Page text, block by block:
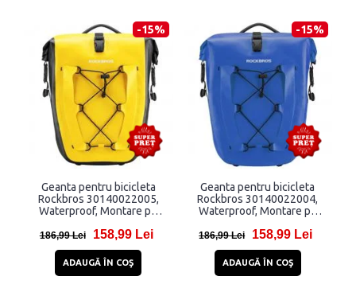
-15%
Geanta pentru bicicleta
Rockbros 30140022005,
Waterproof, Montare pe
186,99 Lei 158,99 Lei
ADAUGĂ ÎN COŞ
-15%
Geanta pentru bicicleta
Rockbros 30140022004,
Waterproof, Montare pe
186,99 Lei 158,99 Lei
ADAUGĂ ÎN COŞ